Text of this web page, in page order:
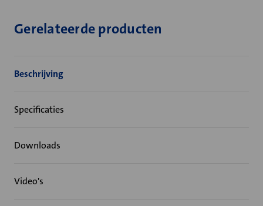
Gerelateerde producten
Beschrijving
Specificaties
Downloads
Video's